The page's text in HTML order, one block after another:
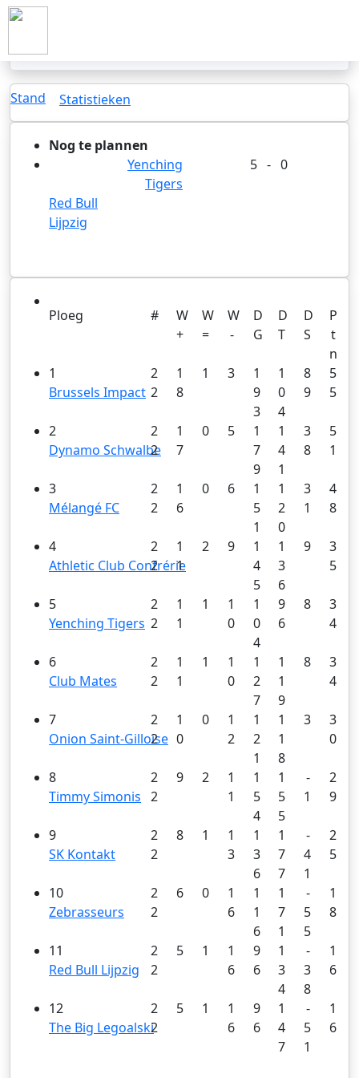
YENCHING TIGERS (1E KLASSE BRUSSEL)
Stand Statistieken
Nog te plannen
Yenching
Tigers
5 - 0
Red Bull
Lijpzig
Ploeg #
W
+
W
=
W
-
D
G
D
T
D
S
P
t
n
1
Brussels Impact
2
2
1
8
1 3
1
9
3
1
0
4
8
9
5
5
2
Dynamo Schwalbe
2
2
1
7
0 5
1
7
9
1
4
1
3
8
5
1
3
Mélangé FC
2
2
1
6
0 6
1
5
1
1
2
0
3
1
4
8
4
Athletic Club Confrérie
2
2
1
1
2 9
1
4
5
1
3
6
9
3
5
5
Yenching Tigers
2
2
1
1
1
1
0
1
0
4
9
6
8
3
4
6
Club Mates
2
2
1
1
1
1
0
1
2
7
1
1
9
8
3
4
7
Onion Saint-Gilloise
2
2
1
0
0
1
2
1
2
1
1
1
8
3
3
0
8
Timmy Simonis
2
2
9 2
1
1
1
5
4
1
5
5
-
1
2
9
9
SK Kontakt
2
2
8 1
1
3
1
3
6
1
7
7
-
4
1
2
5
10
Zebrasseurs
2
2
6 0
1
6
1
1
6
1
7
1
-
5
5
1
8
11
Red Bull Lijpzig
2
2
5 1
1
6
9
6
1
3
4
-
3
8
1
6
12
The Big Legoalski
2
2
5 1
1
6
9
6
1
4
7
-
5
1
1
6